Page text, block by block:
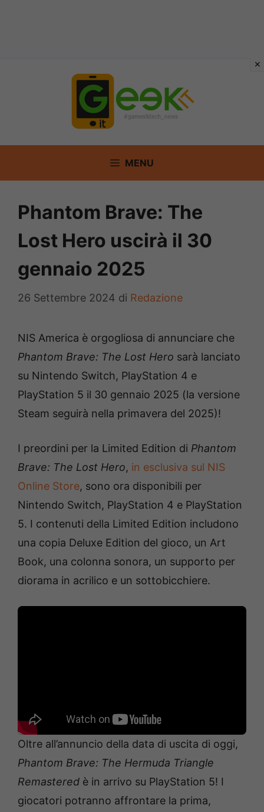
MENU
Phantom Brave: The
Lost Hero uscirà il 30
gennaio 2025
26 Settembre 2024 di Redazione
NIS America è orgogliosa di annunciare che
Phantom Brave: The Lost Hero sarà lanciato
su Nintendo Switch, PlayStation 4 e
PlayStation 5 il 30 gennaio 2025 (la versione
Steam seguirà nella primavera del 2025)!
I preordini per la Limited Edition di Phantom
Brave: The Lost Hero, in esclusiva sul NIS
Online Store, sono ora disponibili per
Nintendo Switch, PlayStation 4 e PlayStation
5. I contenuti della Limited Edition includono
una copia Deluxe Edition del gioco, un Art
Book, una colonna sonora, un supporto per
diorama in acrilico e un sottobicchiere.
Oltre all’annuncio della data di uscita di oggi,
Phantom Brave: The Hermuda Triangle
Remastered è in arrivo su PlayStation 5! I
giocatori potranno affrontare la prima,